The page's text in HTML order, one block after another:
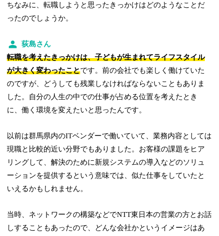
ちなみに、転職しようと思ったきっかけはどのようなことだ
ったのでしょうか。
荻島さん
転職を考えたきっかけは、子どもが生まれてライフスタイル
が大きく変わったことです。前の会社でも楽しく働けていた
のですが、どうしても残業しなければならないこともありま
した。自分の人生の中での仕事が占める位置を考えたとき
に、働く環境を変えたいと思ったんです。
以前は群馬県内のITベンダーで働いていて、業務内容としては
現職と比較的近い分野でもありました。お客様の課題をヒア
リングして、解決のために新規システムの導入などのソリュ
ーションを提供するという意味では、似た仕事をしていたと
いえるかもしれません。
当時、ネットワークの構築などでNTT東日本の営業の方とお話
しすることもあったので、どんな会社かというイメージはあ